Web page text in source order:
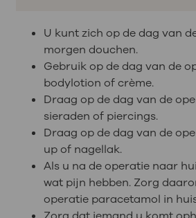
U kunt zich op de dag van
morgen douchen.
Gebruik op de dag van de
bodylotion of crème.
Draag op de dag van de
sieraden of piercings.
Draag op de dag van de
up of nagellak.
Als u na de operatie naar
wat pijn hebben. Zorg
operatie paracetamol in